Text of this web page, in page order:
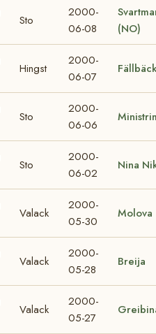
Sto
2000-
06-08
(NO)
Hingst
2000-
06-07
Sto
2000-
06-06
Sto
2000-
06-02
Nina
Valack
2000-
05-30
Molova
Valack
2000-
05-28
Breija
Valack
2000-
05-27